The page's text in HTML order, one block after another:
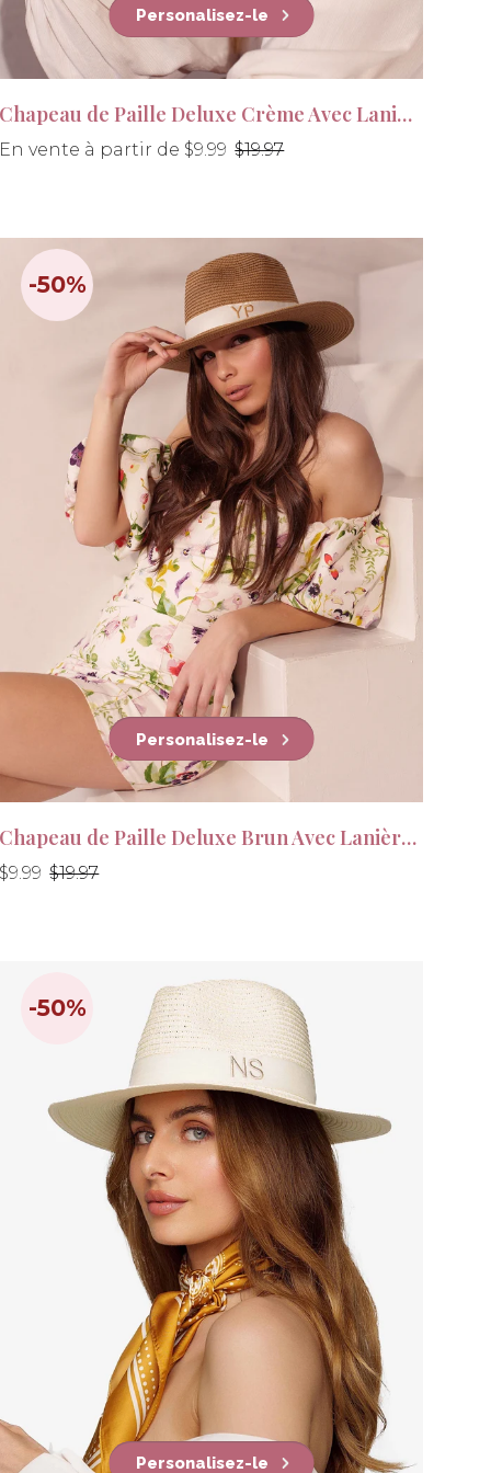
Personalisez-le
Chapeau de Paille Deluxe Crème Avec Lanière Blanche
En vente à partir de $9.99
Prix
$19.97
-50%
Personalisez-le
Chapeau de Paille Deluxe Brun Avec Lanière Blanche
Prix
$9.99
Prix
$19.97
-50%
Personalisez-le